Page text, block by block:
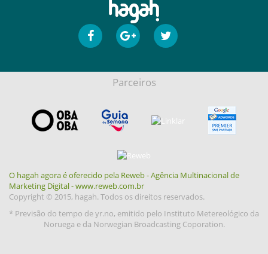
Parceiros
O hagah agora é oferecido pela Reweb - Agência Multinacional de
Marketing Digital - www.reweb.com.br
Copyright © 2015, hagah. Todos os direitos reservados.
* Previsão do tempo de yr.no, emitido pelo Instituto Metereológico da
Noruega e da Norwegian Broadcasting Coporation.